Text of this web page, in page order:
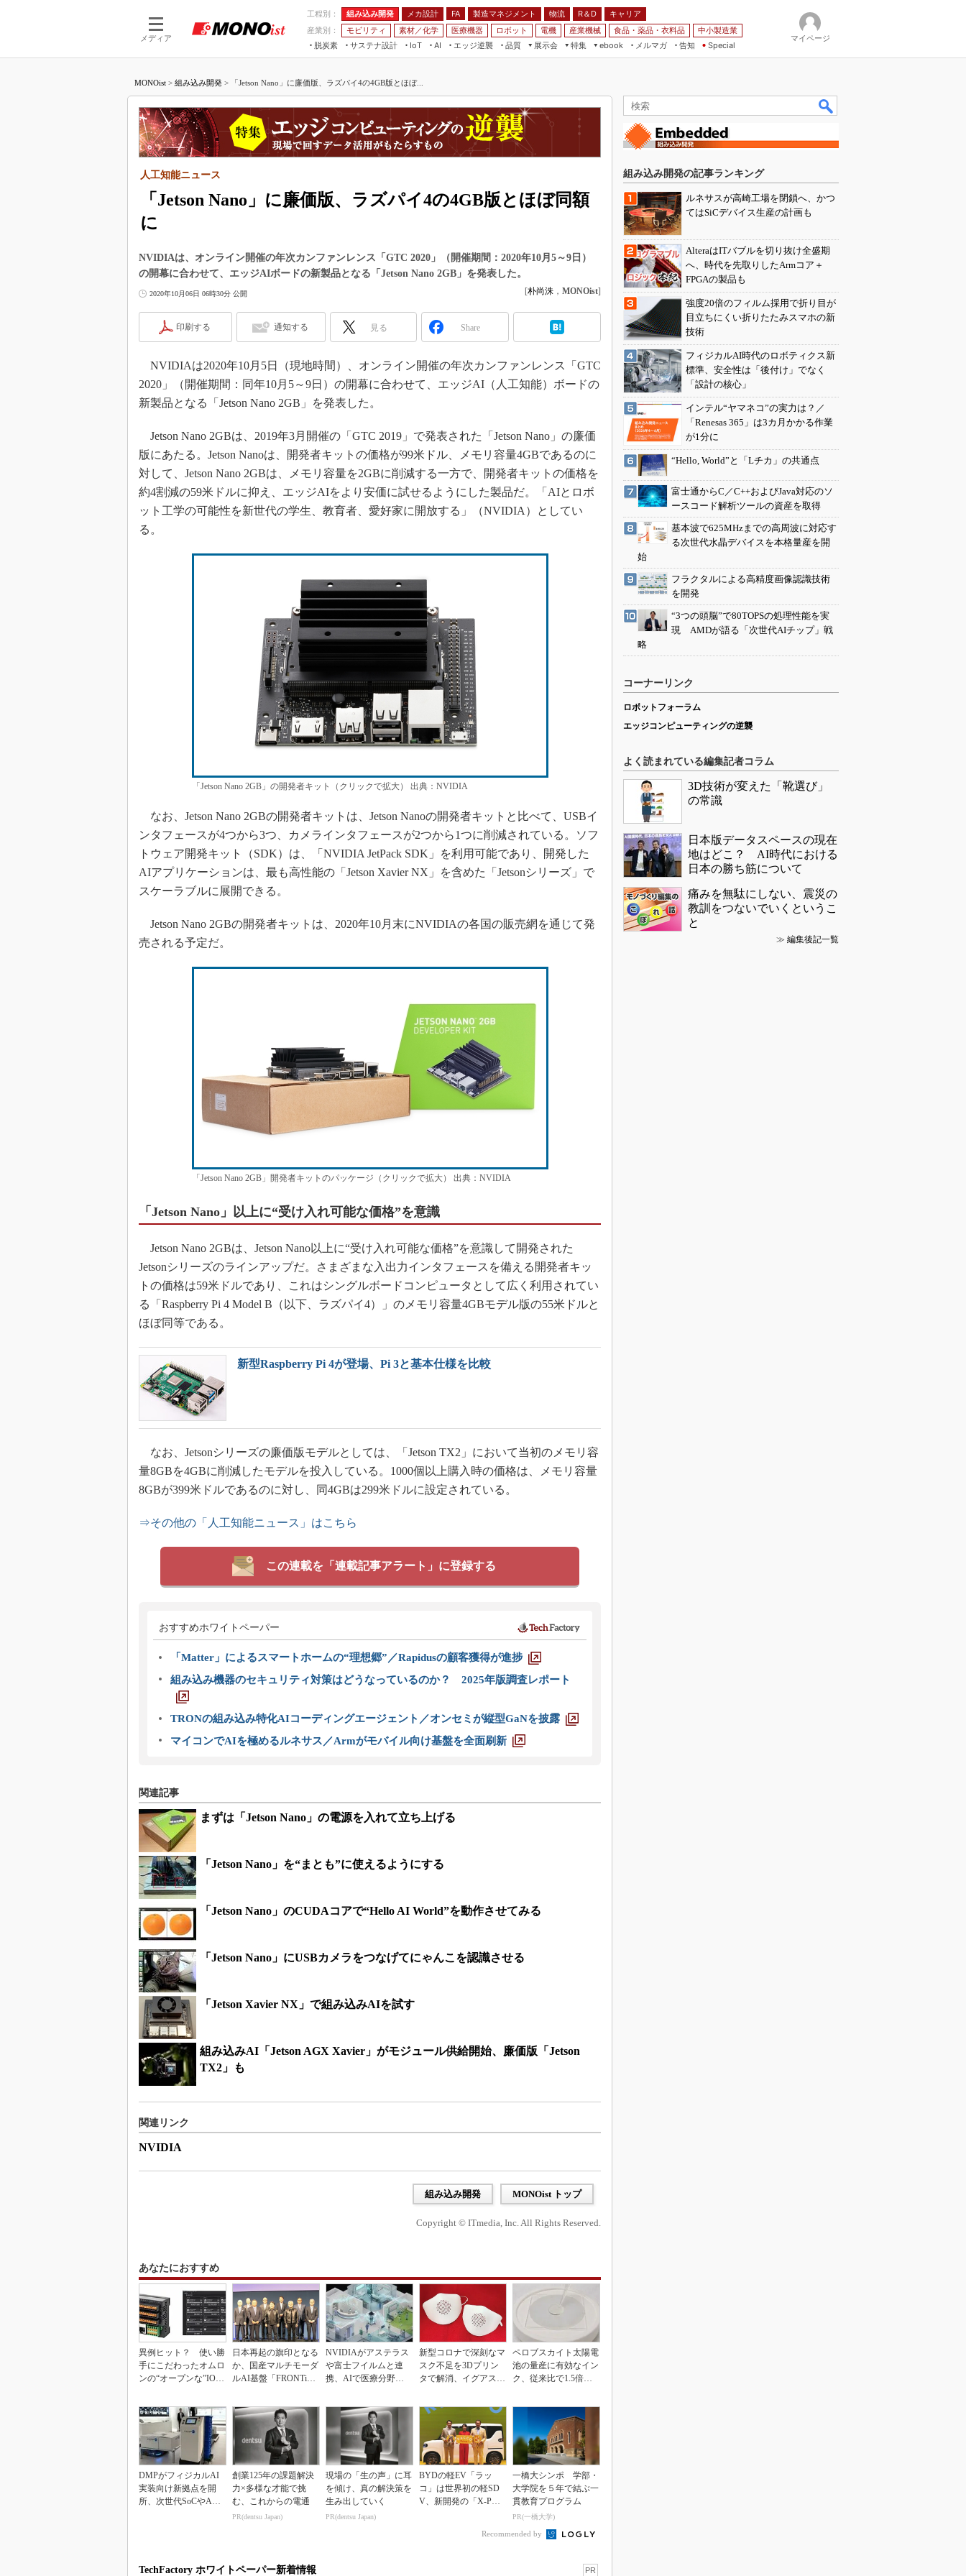
メディア
工程別： 組み込み開発 メカ設計 FA 製造マネジメント 物流 R＆D
キャリア
産業別：
モビリティ 素材／化学 医療機器 ロボット 電機 産業機械 食品・薬品・衣料品
中小製造業
脱炭素
サステナ設計
IoT
つながる工場
つながるサービス
AI
AI×設備保全
Physical AI
エッジ逆襲 品質
展示会
JIMTOF
組込み/エッジ コンピューティング
展＆IoT/5Gソリューション展
IIFES
国際ロボット展
TECHNO-FRONTIER
EdgeTech+
AUTOMOTIVE WORLD
産業オープンネット展
特集
5G
VR／AR
フィールドサービス
組み込み画像技術
車載ソフト開発
3Dプリンタ
S＆OP
製造業ビッグデータ
メイドインジャパン
知財マネジメント
新型コロナへの対応
ebook
製造マネジメント
FA
モビリティ
メルマガ
告知 Special
マイページ
MONOist > 組み込み開発 > 「Jetson Nano」に廉価版、ラズパイ4の4GB版とほぼ...
「Jetson Nano」に廉価版、ラズパイ4の4GB版とほぼ同額
に
人工知能ニュース
NVIDIAは、オンライン開催の年次カンファンレンス「GTC 2020」（開催期間：2020年10月5～9日）
の開幕に合わせて、エッジAIボードの新製品となる「Jetson Nano 2GB」を発表した。
2020年10月06日 06時30分 公開 [朴尚洙 ， MONOist]
印刷する 通知する 見る Share
NVIDIAは2020年10月5日（現地時間）、オンライン開催の年次カンファンレンス「GTC
2020」（開催期間：同年10月5～9日）の開幕に合わせて、エッジAI（人工知能）ボードの
新製品となる「Jetson Nano 2GB」を発表した。
Jetson Nano 2GBは、2019年3月開催の「GTC 2019」で発表された「Jetson Nano」の廉価
版にあたる。Jetson Nanoは、開発者キットの価格が99米ドル、メモリ容量4GBであるのに
対して、Jetson Nano 2GBは、メモリ容量を2GBに削減する一方で、開発者キットの価格を
約4割減の59米ドルに抑え、エッジAIをより安価に試せるようにした製品だ。「AIとロボ
ット工学の可能性を新世代の学生、教育者、愛好家に開放する」（NVIDIA）としてい
る。
「Jetson Nano 2GB」の開発者キット（クリックで拡大） 出典：NVIDIA
なお、Jetson Nano 2GBの開発者キットは、Jetson Nanoの開発者キットと比べて、USBイ
ンタフェースが4つから3つ、カメラインタフェースが2つから1つに削減されている。ソフ
トウェア開発キット（SDK）は、「NVIDIA JetPack SDK」を利用可能であり、開発した
AIアプリケーションは、最も高性能の「Jetson Xavier NX」を含めた「Jetsonシリーズ」で
スケーラブルに展開できる。
Jetson Nano 2GBの開発者キットは、2020年10月末にNVIDIAの各国の販売網を通じて発
売される予定だ。
「Jetson Nano 2GB」開発者キットのパッケージ（クリックで拡大） 出典：NVIDIA
「Jetson Nano」以上に“受け入れ可能な価格”を意識
Jetson Nano 2GBは、Jetson Nano以上に“受け入れ可能な価格”を意識して開発された
Jetsonシリーズのラインアップだ。さまざまな入出力インタフェースを備える開発者キッ
トの価格は59米ドルであり、これはシングルボードコンピュータとして広く利用されてい
る「Raspberry Pi 4 Model B（以下、ラズパイ4）」のメモリ容量4GBモデル版の55米ドルと
ほぼ同等である。
新型Raspberry Pi 4が登場、Pi 3と基本仕様を比較
なお、Jetsonシリーズの廉価版モデルとしては、「Jetson TX2」において当初のメモリ容
量8GBを4GBに削減したモデルを投入している。1000個以上購入時の価格は、メモリ容量
8GBが399米ドルであるのに対し、同4GBは299米ドルに設定されている。
⇒その他の「人工知能ニュース」はこちら
この連載を「連載記事アラート」に登録する
おすすめホワイトペーパー
「Matter」によるスマートホームの“理想郷”／Rapidusの顧客獲得が進捗
組み込み機器のセキュリティ対策はどうなっているのか？ 2025年版調査レポート
TRONの組み込み特化AIコーディングエージェント／オンセミが縦型GaNを披露
マイコンでAIを極めるルネサス／Armがモバイル向け基盤を全面刷新
関連記事
まずは「Jetson Nano」の電源を入れて立ち上げる
「Jetson Nano」を“まとも”に使えるようにする
「Jetson Nano」のCUDAコアで“Hello AI World”を動作させてみる
「Jetson Nano」にUSBカメラをつなげてにゃんこを認識させる
「Jetson Xavier NX」で組み込みAIを試す
組み込みAI「Jetson AGX Xavier」がモジュール供給開始、廉価版「Jetson
TX2」も
関連リンク
NVIDIA
組み込み開発 MONOist トップ
Copyright © ITmedia, Inc. All Rights Reserved.
あなたにおすすめ
異例ヒット？ 使い勝
手にこだわったオムロ
ンの“オープンな”IO-L
日本再起の旗印となる
か、国産マルチモーダ
ルAI基盤「FRONTi
NVIDIAがアステラス
や富士フイルムと連
携、AIで医療分野支
新型コロナで深刻なマ
スク不足を3Dプリン
タで解消、イグアスが
ペロブスカイト太陽電
池の量産に有効なイン
ク、従来比で1.5倍の
DMPがフィジカルAI
実装向け新拠点を開
所、次世代SoCやAM
創業125年の課題解決
力×多様な才能で挑
む、これからの電通
PR(dentsu Japan)
現場の「生の声」に耳
を傾け、真の解決策を
生み出していく
PR(dentsu Japan)
BYDの軽EV「ラッ
コ」は世界初の軽SD
V、新開発の「X-PAC
一橋大シンポ 学部・
大学院を５年で結ぶ一
貫教育プログラム
PR(一橋大学)
Recommended by
TechFactory ホワイトペーパー新着情報 PR
組み込み開発の記事ランキング
ルネサスが高崎工場を閉鎖へ、かつ
てはSiCデバイス生産の計画も
AlteraはITバブルを切り抜け全盛期
へ、時代を先取りしたArmコア＋
FPGAの製品も
強度20倍のフィルム採用で折り目が
目立ちにくい折りたたみスマホの新
技術
フィジカルAI時代のロボティクス新
標準、安全性は「後付け」でなく
「設計の核心」
インテル“ヤマネコ”の実力は？／
「Renesas 365」は3カ月かかる作業
が1分に
“Hello, World”と「Lチカ」の共通点
富士通からC／C++およびJava対応のソ
ースコード解析ツールの資産を取得
基本波で625MHzまでの高周波に対応す
る次世代水晶デバイスを本格量産を開
始
フラクタルによる高精度画像認識技術
を開発
“3つの頭脳”で80TOPSの処理性能を実
現 AMDが語る「次世代AIチップ」戦
略
コーナーリンク
ロボットフォーラム
エッジコンピューティングの逆襲
よく読まれている編集記者コラム
3D技術が変えた「靴選び」
の常識
日本版データスペースの現在
地はどこ？ AI時代における
日本の勝ち筋について
痛みを無駄にしない、震災の
教訓をつないでいくというこ
と
≫ 編集後記一覧